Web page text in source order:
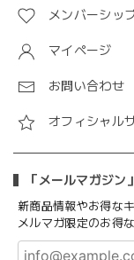
メンバーシッ
マイページ
お問い合わせ
オフィシャル
「メールマガジン
新商品情報やお得な
メルマガ限定のお得